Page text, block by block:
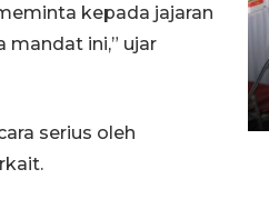
kepada jajaran
mandat ini,” ujar
serius oleh
rupa karya